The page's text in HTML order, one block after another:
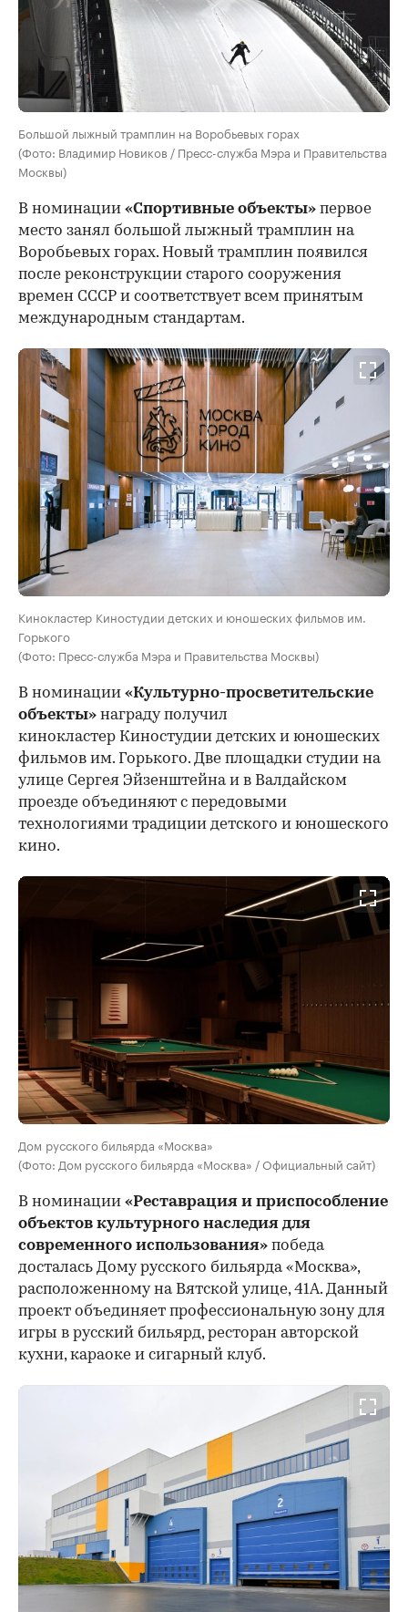
Большой лыжный трамплин на Воробьевых горах
(Фото: Владимир Новиков / Пресс-служба Мэра и Правительства
Москвы)
В номинации «Спортивные объекты» первое
место занял большой лыжный трамплин на
Воробьевых горах. Новый трамплин появился
после реконструкции старого сооружения
времен СССР и соответствует всем принятым
международным стандартам.
Кинокластер Киностудии детских и юношеских фильмов им.
Горького
(Фото: Пресс-служба Мэра и Правительства Москвы)
В номинации «Культурно-просветительские
объекты» награду получил
кинокластер Киностудии детских и юношеских
фильмов им. Горького. Две площадки студии на
улице Сергея Эйзенштейна и в Валдайском
проезде объединяют с передовыми
технологиями традиции детского и юношеского
кино.
Дом русского бильярда «Москва»
(Фото: Дом русского бильярда «Москва» / Официальный сайт)
В номинации «Реставрация и приспособление
объектов культурного наследия для
современного использования» победа
досталась Дому русского бильярда «Москва»,
расположенному на Вятской улице, 41А. Данный
проект объединяет профессиональную зону для
игры в русский бильярд, ресторан авторской
кухни, караоке и сигарный клуб.